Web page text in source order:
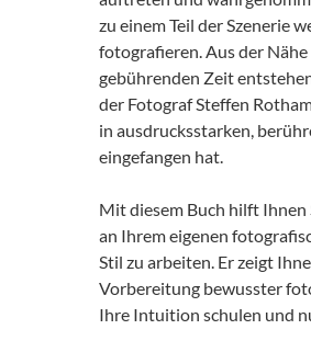
zu einem Teil der Szenerie
fotografieren. Aus der
gebührenden Zeit
der Fotograf Steffen
in ausdrucksstarken,
eingefangen hat.
Mit diesem Buch hilft Ihnen
an Ihrem eigenen
Stil zu arbeiten. Er zeigt
Vorbereitung bewusster
Ihre Intuition schulen und